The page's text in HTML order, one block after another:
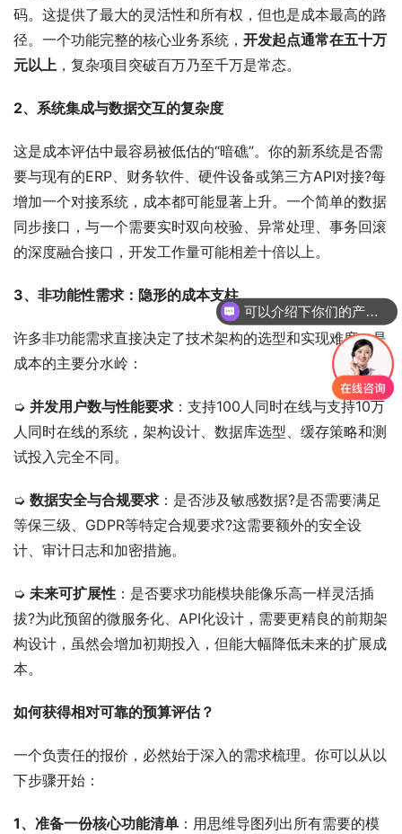
码。这提供了最大的灵活性和所有权，但也是成本最高的路
径。一个功能完整的核心业务系统， 开发起点通常在五十万
元以上 ，复杂项目突破百万乃至千万是常态。
2、系统集成与数据交互的复杂度
这是成本评估中最容易被低估的“暗礁”。你的新系统是否需
要与现有的ERP、财务软件、硬件设备或第三方API对接?每
增加一个对接系统，成本都可能显著上升。一个简单的数据
同步接口，与一个需要实时双向校验、异常处理、事务回滚
的深度融合接口，开发工作量可能相差十倍以上。
3、非功能性需求：隐形的成本支柱
许多非功能需求直接决定了技术架构的选型和实现难度，是
成本的主要分水岭：
➭ 并发用户数与性能要求 ：支持100人同时在线与支持10万
人同时在线的系统，架构设计、数据库选型、缓存策略和测
试投入完全不同。
➭ 数据安全与合规要求 ：是否涉及敏感数据?是否需要满足
等保三级、GDPR等特定合规要求?这需要额外的安全设
计、审计日志和加密措施。
➭ 未来可扩展性 ：是否要求功能模块能像乐高一样灵活插
拔?为此预留的微服务化、API化设计，需要更精良的前期架
构设计，虽然会增加初期投入，但能大幅降低未来的扩展成
本。
如何获得相对可靠的预算评估？
一个负责任的报价，必然始于深入的需求梳理。你可以从以
下步骤开始：
1、准备一份核心功能清单 ：用思维导图列出所有需要的模
可以介绍下你们的产品么